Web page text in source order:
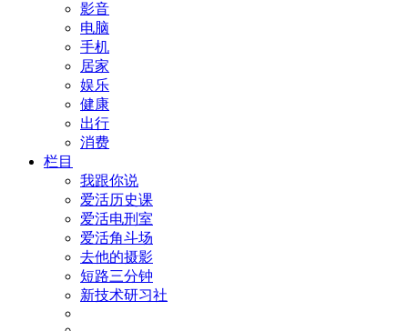
影音
电脑
手机
居家
娱乐
健康
出行
消费
栏目
我跟你说
爱活历史课
爱活电刑室
爱活角斗场
去他的摄影
短路三分钟
新技术研习社